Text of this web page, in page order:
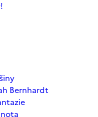
Bernhardt